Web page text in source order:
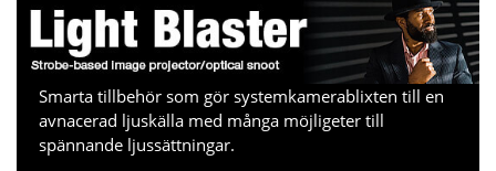
Smarta tillbehör som gör systemkamerablixten till en
avnacerad ljuskälla med många möjligeter till
spännande ljussättningar.